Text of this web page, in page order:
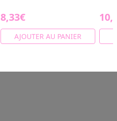
8,33€
AJOUTER AU PANIER